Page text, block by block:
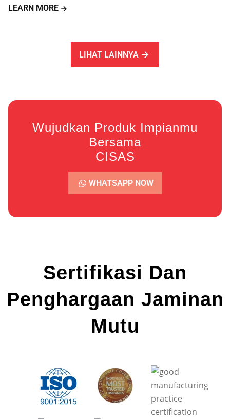
LEARN MORE
LIHAT LAINNYA
Wujudkan Produk Impianmu
Bersama
CISAS
WHATSAPP NOW
Sertifikasi Dan
Penghargaan Jaminan
Mutu